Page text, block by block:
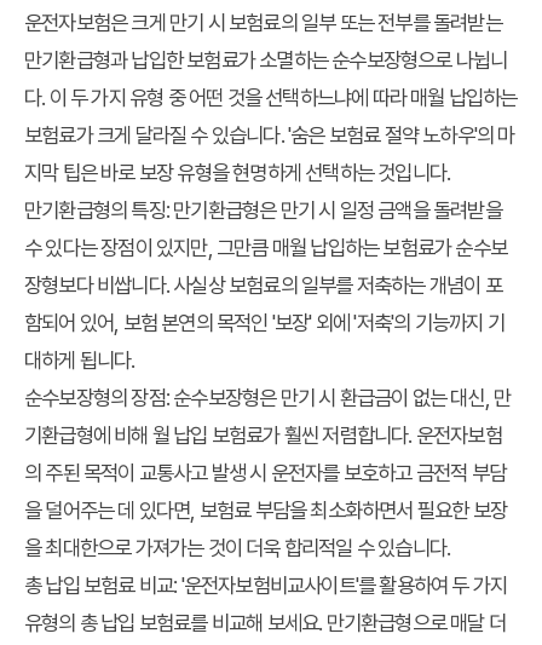
운전자보험은 크게 만기 시 보험료의 일부 또는 전부를 돌려받는
만기환급형과 납입한 보험료가 소멸하는 순수보장형으로 나뉩니
다. 이 두 가지 유형 중 어떤 것을 선택하느냐에 따라 매월 납입하는
보험료가 크게 달라질 수 있습니다. '숨은 보험료 절약 노하우'의 마
지막 팁은 바로 보장 유형을 현명하게 선택하는 것입니다.
만기환급형의 특징:만기환급형은 만기 시 일정 금액을 돌려받을
수 있다는 장점이 있지만, 그만큼 매월 납입하는 보험료가 순수보
장형보다 비쌉니다. 사실상 보험료의 일부를 저축하는 개념이 포
함되어 있어, 보험 본연의 목적인 '보장' 외에 '저축'의 기능까지 기
대하게 됩니다.
순수보장형의 장점:순수보장형은 만기 시 환급금이 없는 대신, 만
기환급형에 비해 월 납입 보험료가 훨씬 저렴합니다. 운전자보험
의 주된 목적이 교통사고 발생 시 운전자를 보호하고 금전적 부담
을 덜어주는 데 있다면, 보험료 부담을 최소화하면서 필요한 보장
을 최대한으로 가져가는 것이 더욱 합리적일 수 있습니다.
총 납입 보험료 비교:'운전자보험비교사이트'를 활용하여 두 가지
유형의 총 납입 보험료를 비교해 보세요. 만기환급형으로 매달 더